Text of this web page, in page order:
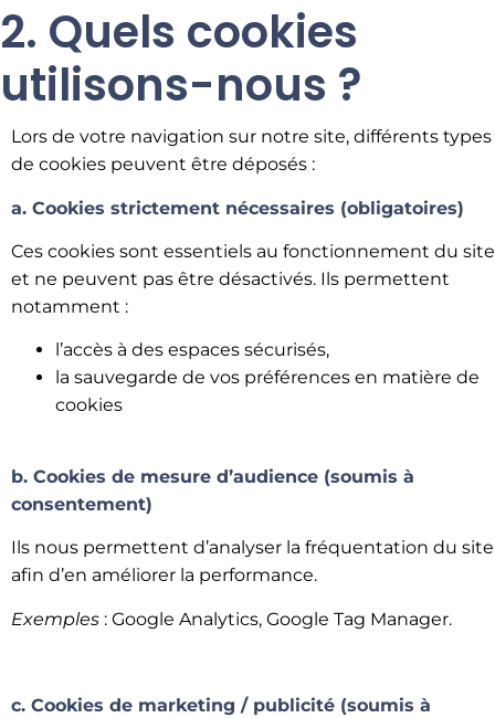
2. Quels cookies
utilisons-nous ?
Lors de votre navigation sur notre site, différents types
de cookies peuvent être déposés :
a. Cookies strictement nécessaires (obligatoires)
Ces cookies sont essentiels au fonctionnement du site
et ne peuvent pas être désactivés. Ils permettent
notamment :
l’accès à des espaces sécurisés,
la sauvegarde de vos préférences en matière de
cookies
b. Cookies de mesure d’audience (soumis à
consentement)
Ils nous permettent d’analyser la fréquentation du site
afin d’en améliorer la performance.
Exemples : Google Analytics, Google Tag Manager.
c. Cookies de marketing / publicité (soumis à